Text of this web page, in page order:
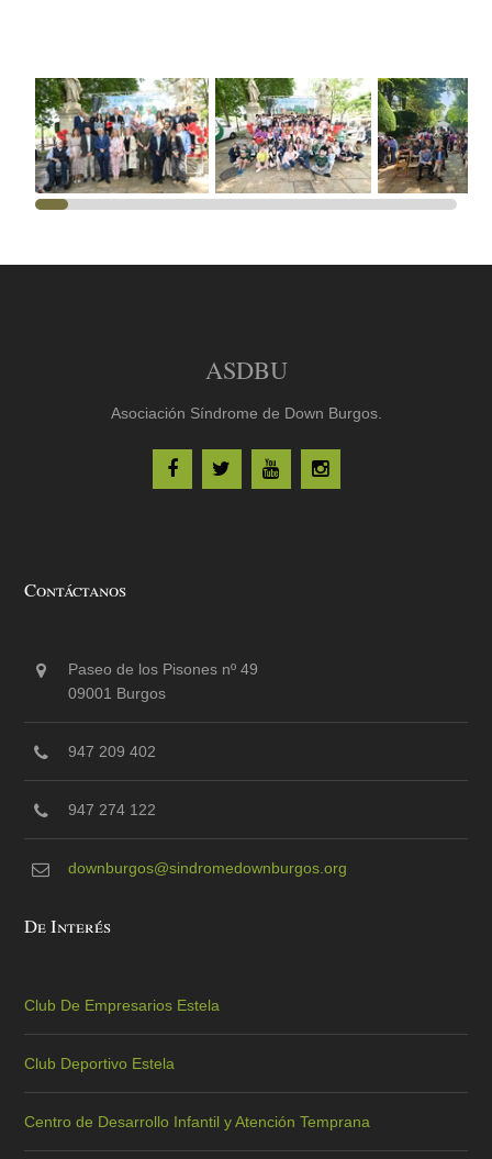
ASDBU
Asociación Síndrome de Down Burgos.
Contáctanos
Paseo de los Pisones nº 49
09001 Burgos
947 209 402
947 274 122
downburgos@sindromedownburgos.org
De Interés
Club De Empresarios Estela
Club Deportivo Estela
Centro de Desarrollo Infantil y Atención Temprana